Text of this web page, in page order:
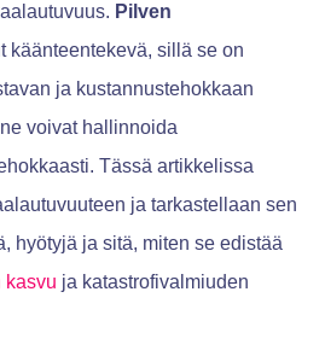
Pilven
käänteentekevä, sillä se on
ja kustannustehokkaan
voivat hallinnoida
Tässä artikkelissa
ja tarkastellaan sen
hyötyjä ja sitä, miten se edistää
kasvu ja katastrofivalmiuden